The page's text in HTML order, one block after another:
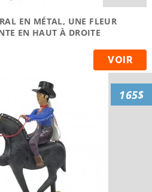
EN MÉTAL, UNE FLEUR
EN HAUT À DROITE
VOIR
165$